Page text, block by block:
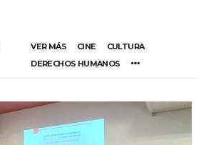
VER MÁS CINE
CULTURA
DERECHOS HUMANOS